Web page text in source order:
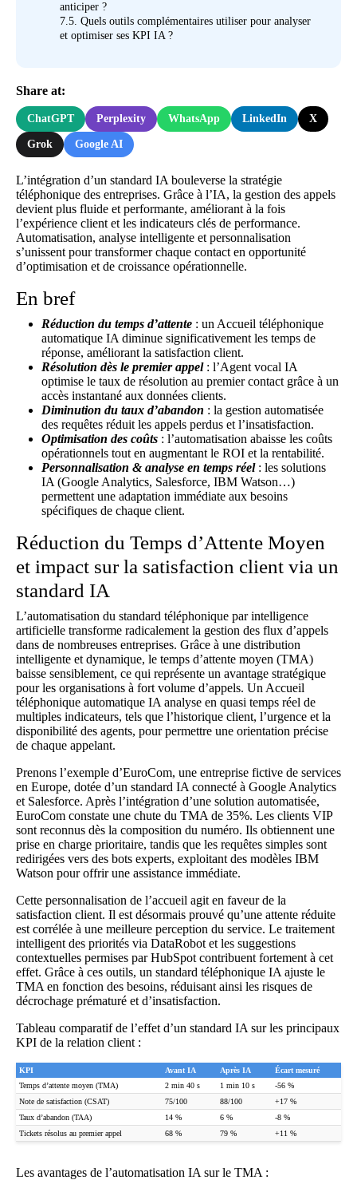
anticiper ?
7.5. Quels outils complémentaires utiliser pour analyser
et optimiser ses KPI IA ?
Share at:
ChatGPT Perplexity WhatsApp LinkedIn X
Grok Google AI
L’intégration d’un standard IA bouleverse la stratégie
téléphonique des entreprises. Grâce à l’IA, la gestion des appels
devient plus fluide et performante, améliorant à la fois
l’expérience client et les indicateurs clés de performance.
Automatisation, analyse intelligente et personnalisation
s’unissent pour transformer chaque contact en opportunité
d’optimisation et de croissance opérationnelle.
En bref
Réduction du temps d’attente : un Accueil téléphonique
automatique IA diminue significativement les temps de
réponse, améliorant la satisfaction client.
Résolution dès le premier appel: l’Agent vocal IA
optimise le taux de résolution au premier contact grâce à un
accès instantané aux données clients.
Diminution du taux d’abandon : la gestion automatisée
des requêtes réduit les appels perdus et l’insatisfaction.
Optimisation des coûts : l’automatisation abaisse les coûts
opérationnels tout en augmentant le ROI et la rentabilité.
Personnalisation & analyse en temps réel: les solutions
IA (Google Analytics, Salesforce, IBM Watson…)
permettent une adaptation immédiate aux besoins
spécifiques de chaque client.
Réduction du Temps d’Attente Moyen
et impact sur la satisfaction client via un
standard IA
L’automatisation du standard téléphonique par intelligence
artificielle transforme radicalement la gestion des flux d’appels
dans de nombreuses entreprises. Grâce à une distribution
intelligente et dynamique, le temps d’attente moyen (TMA)
baisse sensiblement, ce qui représente un avantage stratégique
pour les organisations à fort volume d’appels. Un Accueil
téléphonique automatique IA analyse en quasi temps réel de
multiples indicateurs, tels que l’historique client, l’urgence et la
disponibilité des agents, pour permettre une orientation précise
de chaque appelant.
Prenons l’exemple d’EuroCom, une entreprise fictive de services
en Europe, dotée d’un standard IA connecté à Google Analytics
et Salesforce. Après l’intégration d’une solution automatisée,
EuroCom constate une chute du TMA de 35%. Les clients VIP
sont reconnus dès la composition du numéro. Ils obtiennent une
prise en charge prioritaire, tandis que les requêtes simples sont
redirigées vers des bots experts, exploitant des modèles IBM
Watson pour offrir une assistance immédiate.
Cette personnalisation de l’accueil agit en faveur de la
satisfaction client. Il est désormais prouvé qu’une attente réduite
est corrélée à une meilleure perception du service. Le traitement
intelligent des priorités via DataRobot et les suggestions
contextuelles permises par HubSpot contribuent fortement à cet
effet. Grâce à ces outils, un standard téléphonique IA ajuste le
TMA en fonction des besoins, réduisant ainsi les risques de
décrochage prématuré et d’insatisfaction.
Tableau comparatif de l’effet d’un standard IA sur les principaux
KPI de la relation client :
KPI Avant IA Après IA
Écart mesuré
Temps d’attente moyen (TMA)
2 min 40 s 1 min 10 s
-56 %
Note de satisfaction (CSAT)
75/100 88/100
+17 %
Taux d’abandon (TAA)
14 % 6 %
-8 %
Tickets résolus au premier appel
68 % 79 % +11 %
Les avantages de l’automatisation IA sur le TMA :